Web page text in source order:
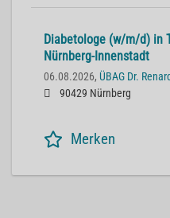
Diabetologe (w/m/d) in
Nürnberg-Innenstadt
06.08.2026, ÜBAG Dr.
90429 Nürnberg
Merken